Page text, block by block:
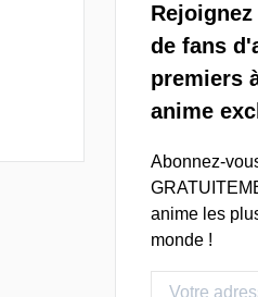
de fans
premiers
anime
Abonnez-
anime les
monde !